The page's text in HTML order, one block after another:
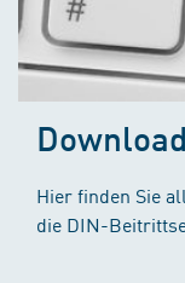
Hier finden Sie
die DIN-